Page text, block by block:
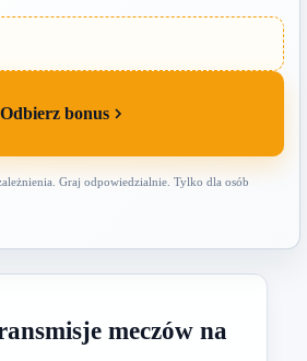
Odbierz bonus
Graj odpowiedzialnie. Tylko dla osób
meczów na